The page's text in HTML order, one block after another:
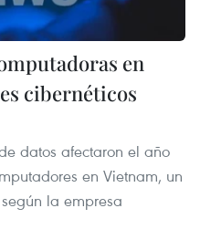
en
cibernéticos
datos afectaron el año
en Vietnam, un
la empresa